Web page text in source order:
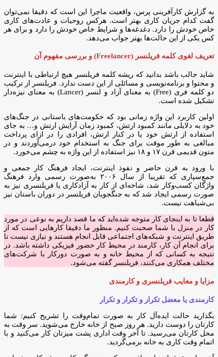
به گزارش کارآفرینی پرس، واقعیت ماجرا این است که دقیقا نمی‌توان
گفت کدام جریان کاری بهتر است. هر‌کس روحیات و عادت‌های کاری
خاص خودش را دارد. دغدغه‌ها و شرایط خاص خودش را دارد و برای هر
کس یکی از این حالت‌ها بهتر جواب می‌دهد.
تعریف لغوی کلمه فریلنسر (Freelancer) و بررسی مفهوم آن
شاید جالب باشد بدانید که ریشه کلمه فریلنسر هیچ ارتباطی با اینترنت
و محتوا و برنامه‌نویسی و مسائلی از این دست ندارد. فریلنسر از ترکیب
دو کلمه فری (Free) به معنای آزاد و لنسر (Lancer) به معنای نیزه‌دار
تشکیل شده است.
اولین کاربرد این واژه زمانی بود که حکومت‌های باستانی در جنگ‌های
خود به دلایلی مانند کمبود ارتش، کمبود زمان آرایش ارتش و… به جای
استفاده از ارتش خود یا در کنار ارتش، افرادی را در ازای پرداخت
مبالغی به طور موقت برای جنگ به استخدام خود در‌می‌آوردند‌ و در
متون قدیمی قرن ۱۷ و ۱۸ نیز استفاده از این واژه به چشم می‌خورد.
با ورود به قرن حاضر و نفوذ اینترنت، ایجاد فرهنگ کار جمعی و
جمع‌سپاری که تقریبا از سال ۲۰۰۶ به‌صورت رسمی وارد فرهنگ
واژگان کسب‌وکار شد، شاخه‌ای از کار به آزادکاری یا فریلنسری نیز به
صورت رسمی ایجاد شد که به جنگجویان فریلنسر در دوران باستان نیز
بی‌شباهت نیست.
قطعا تا به اینجای کار متوجه شده‌اید که ما قصد داریم به نوعی ‌در مورد
کار در منزل با شما صحبت کنیم. منظور ما دقیقا کارهایی است که از
طریق اینترنت و شبکه‌های اجتماعی قابل انجام هستند و نیازی نیست تا
برای انجام آن کار، کارمند در محیط کار حضور فیزیکی داشته باشد. در
نتیجه به کسانی که از محیط خانه و به صورت دورکار با شرکت‌های
مختلف همکاری می‌کنند، فریلنسر گفته می‌شود.
مزایا و معایب فریلنسری و کارمندی
کارمندی یا معضل تکرار و تکرار و تکرار
بگذارید حالت ایده‌آل کار به صورت تمام‌وقت را تشریح کنیم: شما
کارتان را دوست دارید. هر روز صبح از خانه خارج می‌شوید. سر وقت به
محل کارتان می‌رسید. تا آخر وقت اداری پشت میزتان کار می‌کنید و با
اتمام وقت کاری به خانه برمی‌گردید.